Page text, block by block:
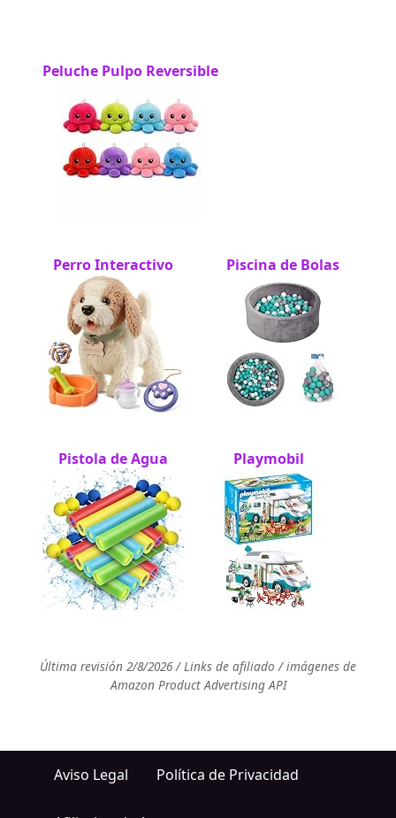
Peluche Pulpo Reversible
Perro Interactivo Piscina de Bolas
Pistola de Agua Playmobil
Última revisión 2/8/2026 / Links de afiliado / imágenes de
Amazon Product Advertising API
Aviso Legal Política de Privacidad